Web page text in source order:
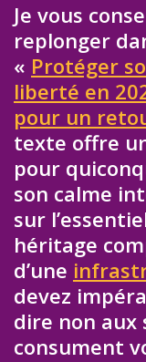
Je vous
replonger
« Protéger
liberté en
pour un
texte offre
pour
son calme
sur
héritage
d’une
devez
dire non
consument